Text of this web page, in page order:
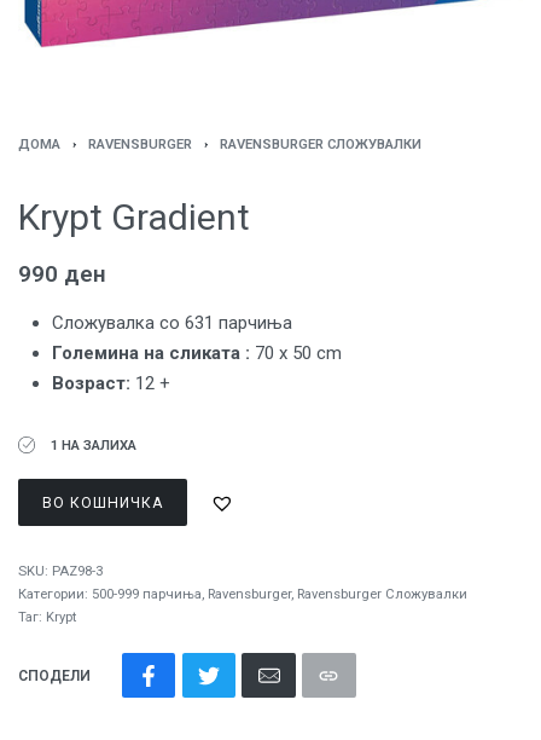
ДОМА › RAVENSBURGER › RAVENSBURGER СЛОЖУВАЛКИ
Krypt Gradient
990 ден
Сложувалка со 631 парчиња
Големина на сликата : 70 x 50 cm
Возраст: 12 +
1 НА ЗАЛИХА
ВО КОШНИЧКА
SKU: PAZ98-3
Категории: 500-999 парчиња, Ravensburger, Ravensburger Сложувалки
Таг: Krypt
СПОДЕЛИ